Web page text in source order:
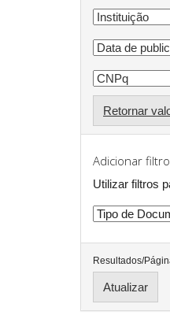
Retornar
Adicionar
Utilizar filtros
Resultados/